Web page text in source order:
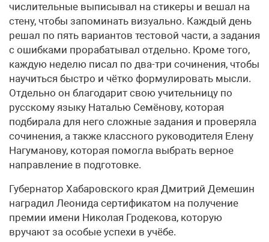
числительные выписывал на стикеры и вешал на
стену, чтобы запоминать визуально. Каждый день
решал по пять вариантов тестовой части, а задания
с ошибками прорабатывал отдельно. Кроме того,
каждую неделю писал по два-три сочинения, чтобы
научиться быстро и чётко формулировать мысли.
Отдельно он благодарит свою учительницу по
русскому языку Наталью Семёнову, которая
подбирала для него сложные задания и проверяла
сочинения, а также классного руководителя Елену
Нагуманову, которая помогла выбрать верное
направление в подготовке.
Губернатор Хабаровского края Дмитрий Демешин
наградил Леонида сертификатом на получение
премии имени Николая Гродекова, которую
вручают за особые успехи в учёбе.